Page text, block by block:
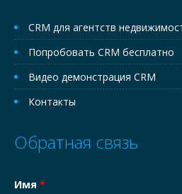
CRM для агентств
Попробовать CRM бесплатно
Видео демонстрация CRM
Контакты
Обратная связь
Имя *